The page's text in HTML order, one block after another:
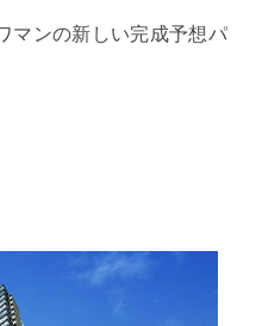
マンの新しい完成予想パ